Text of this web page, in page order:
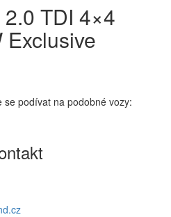
TDI 4×4
Exclusive
podívat na podobné vozy: